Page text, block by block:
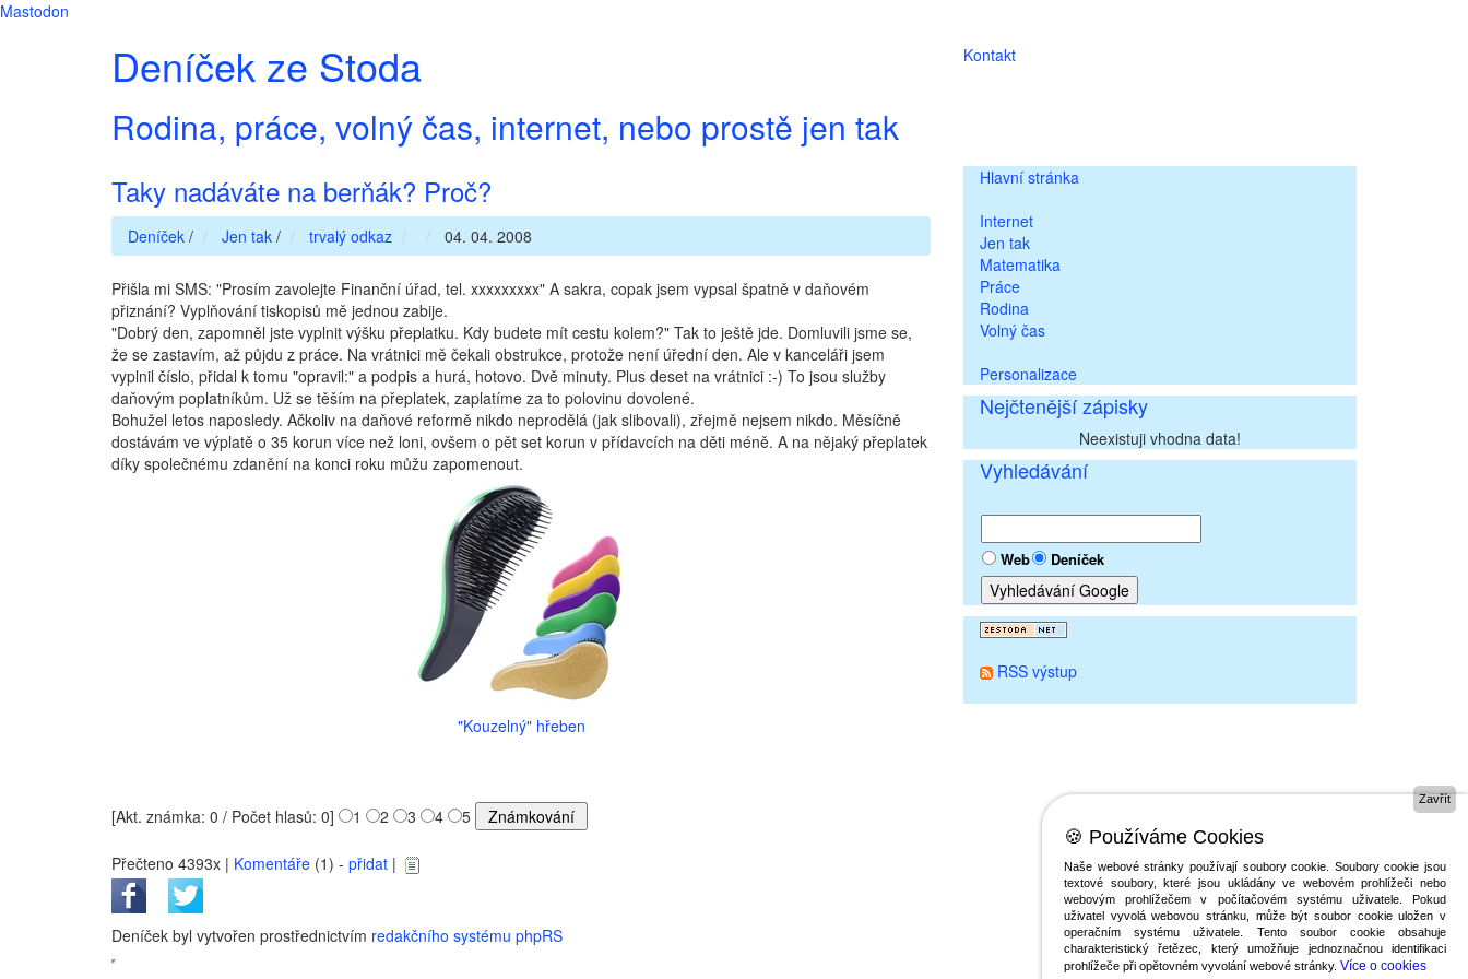
Mastodon
Deníček ze Stoda
Rodina, práce, volný čas, internet, nebo prostě jen tak
Kontakt
Taky nadáváte na berňák? Proč?
Deníček / Jen tak / trvalý odkaz 04. 04. 2008
Přišla mi SMS: "Prosím zavolejte Finanční úřad, tel. xxxxxxxxx" A sakra, copak jsem vypsal špatně v daňovém
přiznání? Vyplňování tiskopisů mě jednou zabije.
"Dobrý den, zapomněl jste vyplnit výšku přeplatku. Kdy budete mít cestu kolem?" Tak to ještě jde. Domluvili jsme se,
že se zastavím, až půjdu z práce. Na vrátnici mě čekali obstrukce, protože není úřední den. Ale v kanceláři jsem
vyplnil číslo, přidal k tomu "opravil:" a podpis a hurá, hotovo. Dvě minuty. Plus deset na vrátnici :-) To jsou služby
daňovým poplatníkům. Už se těším na přeplatek, zaplatíme za to polovinu dovolené.
Bohužel letos naposledy. Ačkoliv na daňové reformě nikdo neprodělá (jak slibovali), zřejmě nejsem nikdo. Měsíčně
dostávám ve výplatě o 35 korun více než loni, ovšem o pět set korun v přídavcích na děti méně. A na nějaký přeplatek
díky společnému zdanění na konci roku můžu zapomenout.
"Kouzelný" hřeben
[Akt. známka: 0 / Počet hlasů: 0] 1 2 3 4 5
Přečteno 4393x | Komentáře (1) - přidat |
Hlavní stránka
Internet
Jen tak
Matematika
Práce
Rodina
Volný čas
Personalizace
Nejčtenější zápisky
Neexistuji vhodna data!
Vyhledávání
Web Deníček
RSS výstup
Deníček byl vytvořen prostřednictvím redakčního systému phpRS
Zavřít
🍪 Používáme Cookies
Naše webové stránky používají soubory cookie. Soubory cookie jsou
textové soubory, které jsou ukládány ve webovém prohlížeči nebo
webovým prohlížečem v počítačovém systému uživatele. Pokud
uživatel vyvolá webovou stránku, může být soubor cookie uložen v
operačním systému uživatele. Tento soubor cookie obsahuje
charakteristický řetězec, který umožňuje jednoznačnou identifikaci
prohlížeče při opětovném vyvolání webové stránky. Více o cookies